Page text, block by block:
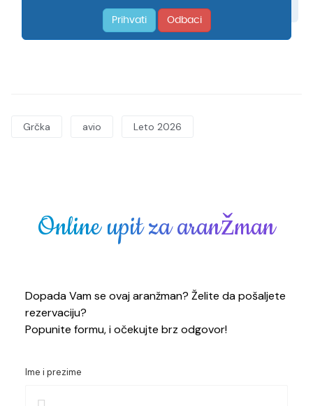
Grčka avio Leto 2026
Online upit za aranžman
Dopada Vam se ovaj aranžman? Želite da pošaljete
rezervaciju?
Popunite formu, i očekujte brz odgovor!
Ime i prezime